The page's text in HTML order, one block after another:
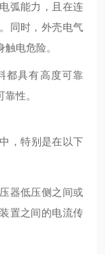
弧能力，且在连
同时，外壳电气
电危险。
都具有高度可靠
性。
，特别是在以下
器低压侧之间或
置之间的电流传